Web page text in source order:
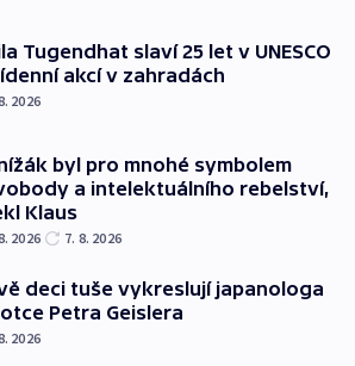
Tugendhat slaví 25 let v UNESCO
akcí v zahradách
2026
byl pro mnohé symbolem
a intelektuálního rebelství,
Klaus
2026 7. 8. 2026
deci tuše vykreslují japanologa
Petra Geislera
2026